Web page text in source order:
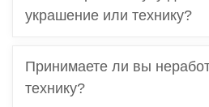
украшение или технику?
Принимаете ли вы
технику?